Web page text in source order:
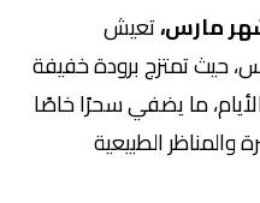
مارس،تعيش
حيث تمتزج برودة خفيفة
ما يضفي سحرًا خاصًا
والمناظر الطبيعية